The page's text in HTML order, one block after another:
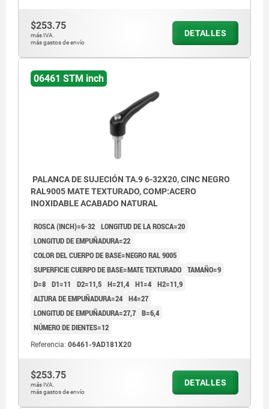
$253.75
más IVA.
más gastos de envío
DETALLES
06461 STM inch
PALANCA DE SUJECIÓN TA.9 6-32X20, CINC NEGRO
RAL9005 MATE TEXTURADO, COMP:ACERO
INOXIDABLE ACABADO NATURAL
ROSCA (INCH)=6-32 LONGITUD DE LA ROSCA=20
LONGITUD DE EMPUÑADURA=22
COLOR DEL CUERPO DE BASE=NEGRO RAL 9005
SUPERFICIE CUERPO DE BASE=MATE TEXTURADO TAMAÑO=9
D=8 D1=11 D2=11,5 H=21,4 H1=4 H2=11,9
ALTURA DE EMPUÑADURA=24 H4=27
LONGITUD DE EMPUÑADURA=27,7 B=6,4
NÚMERO DE DIENTES=12
Referencia: 06461-9AD181X20
$253.75
más IVA.
más gastos de envío
DETALLES